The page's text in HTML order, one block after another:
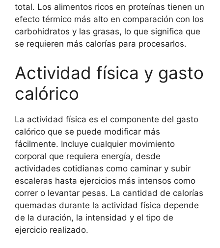
total. Los alimentos ricos en proteínas tienen un
efecto térmico más alto en comparación con los
carbohidratos y las grasas, lo que significa que
se requieren más calorías para procesarlos.
Actividad física y gasto
calórico
La actividad física es el componente del gasto
calórico que se puede modificar más
fácilmente. Incluye cualquier movimiento
corporal que requiera energía, desde
actividades cotidianas como caminar y subir
escaleras hasta ejercicios más intensos como
correr o levantar pesas. La cantidad de calorías
quemadas durante la actividad física depende
de la duración, la intensidad y el tipo de
ejercicio realizado.